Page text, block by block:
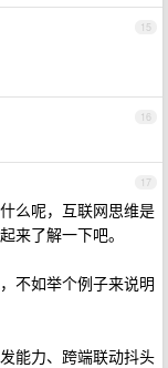
15
16
17
么呢，互联网思维是
来了解一下吧。
不如举个例子来说明
能力、跨端联动抖头